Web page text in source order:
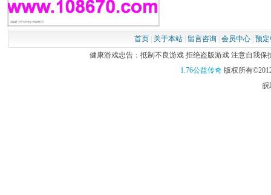
首页| 关于本站| 留言咨询 会员中心| 预
健康游戏忠告：抵制不良游戏 拒绝盗版游戏 注意自我保
1.76公益传奇版权所有
皖